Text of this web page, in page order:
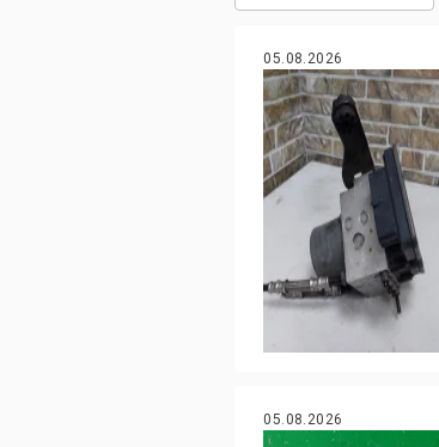
05.08.2026
05.08.2026